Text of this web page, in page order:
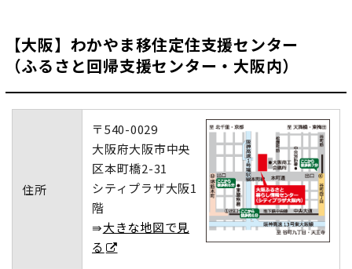
【大阪】わかやま移住定住支援センター
（ふるさと回帰支援センター・大阪内）
住所
〒540-0029
大阪府大阪市中央
区本町橋2-31
シティプラザ大阪1
階
⇛大きな地図で見
る